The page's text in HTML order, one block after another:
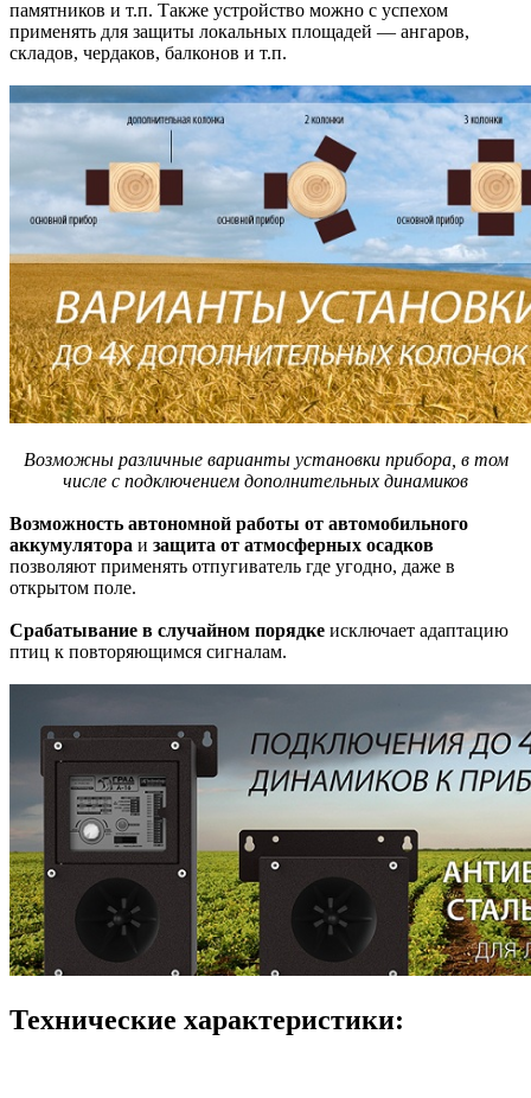
памятников и т.п. Также устройство можно с успехом
применять для защиты локальных площадей — ангаров,
складов, чердаков, балконов и т.п.
Возможны различные варианты установки прибора, в том
числе с подключением дополнительных динамиков
Возможность автономной работы от автомобильного
аккумулятора и защита от атмосферных осадков
позволяют применять отпугиватель где угодно, даже в
открытом поле.
Срабатывание в случайном порядке исключает адаптацию
птиц к повторяющимся сигналам.
Технические характеристики: